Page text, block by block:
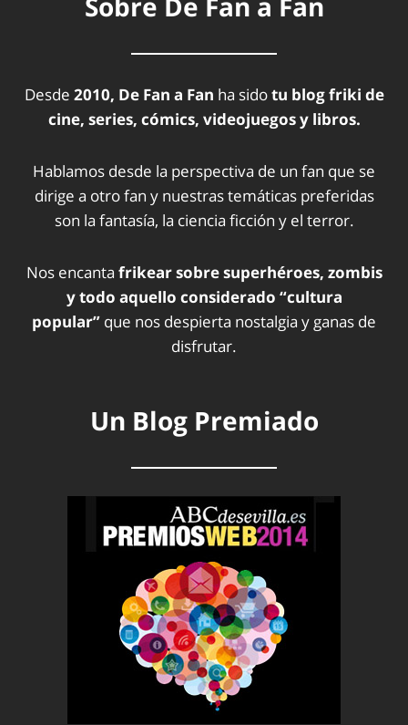
Desde 2010, De Fan a Fan ha sidotu blog friki de
cine, series, cómics, videojuegos y libros.
Hablamos desde la perspectiva de un fan que se
dirige a otro fan y nuestras temáticas preferidas
son la fantasía, la ciencia ficción y el terror.
Nos encanta frikear sobre superhéroes, zombis
y todo aquello considerado “cultura
popular” que nos despierta nostalgia y ganas de
disfrutar.
Un Blog Premiado